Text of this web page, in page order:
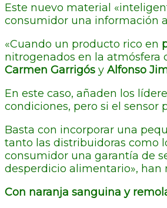
Este nuevo material
consumidor una información
«Cuando un producto rico en
nitrogenados en la atmósfera
Carmen Garrigós y Alfonso
En este caso, añaden los
condiciones, pero si el sensor
Basta con incorporar una
tanto las distribuidoras como
consumidor una garantía de
desperdicio alimentario», han
Con naranja sanguina y